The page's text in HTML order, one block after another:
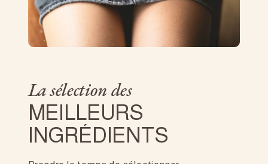
La sélection des
MEILLEURS
INGRÉDIENTS